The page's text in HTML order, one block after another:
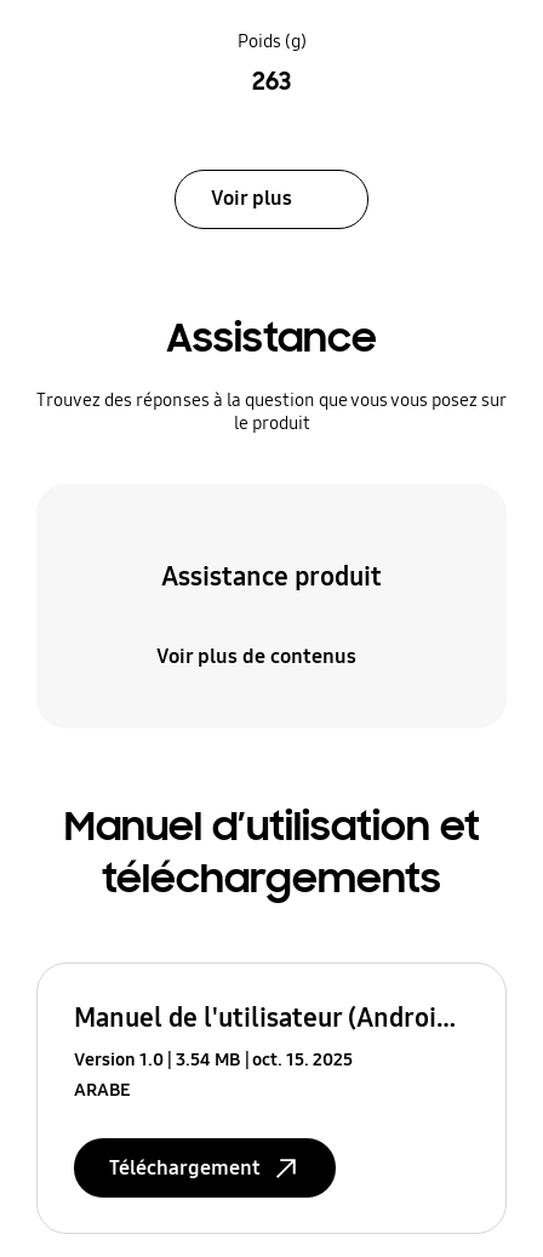
Poids (g)
263
Voir plus
Assistance
Trouvez des réponses à la question que vous vous posez sur
le produit
Assistance produit
Voir plus de contenus
Manuel d’utilisation et
téléchargements
Manuel de l'utilisateur (Android 16 (B))
Version 1.0 3.54 MB oct. 15. 2025
ARABE
Téléchargement